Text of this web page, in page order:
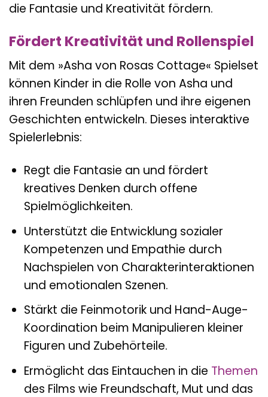
die Fantasie und Kreativität fördern.
Fördert Kreativität und Rollenspiel
Mit dem »Asha von Rosas Cottage« Spielset
können Kinder in die Rolle von Asha und
ihren Freunden schlüpfen und ihre eigenen
Geschichten entwickeln. Dieses interaktive
Spielerlebnis:
Regt die Fantasie an und fördert
kreatives Denken durch offene
Spielmöglichkeiten.
Unterstützt die Entwicklung sozialer
Kompetenzen und Empathie durch
Nachspielen von Charakterinteraktionen
und emotionalen Szenen.
Stärkt die Feinmotorik und Hand-Auge-
Koordination beim Manipulieren kleiner
Figuren und Zubehörteile.
Ermöglicht das Eintauchen in die Themen
des Films wie Freundschaft, Mut und das